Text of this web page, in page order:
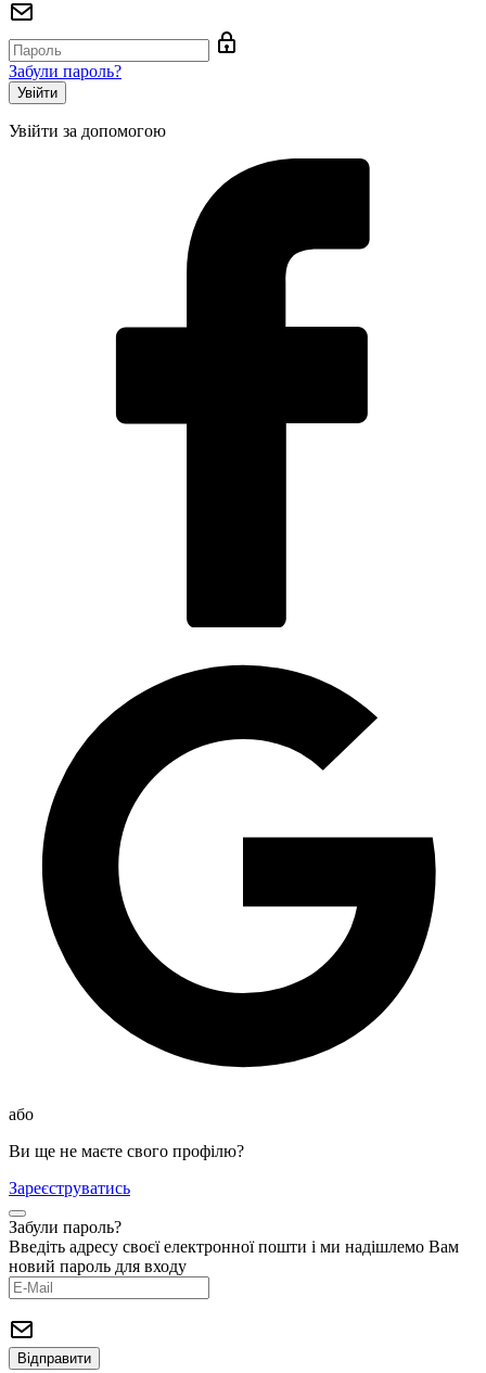
Забули пароль?
Увійти за допомогою
або
Ви ще не маєте свого профілю?
Зареєструватись
Забули пароль?
Введіть адресу своєї електронної пошти і ми надішлемо Вам
новий пароль для входу